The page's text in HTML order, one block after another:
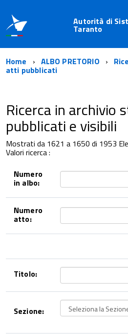
Autorità di
Taranto
Home ALBO PRETORIO
atti pubblicati
Ricerca in archivio
pubblicati e visibili
Mostrati da 1621 a 1650 di 1953
Valori ricerca :
Numero
in albo:
Numero
atto:
Titolo:
Sezione: